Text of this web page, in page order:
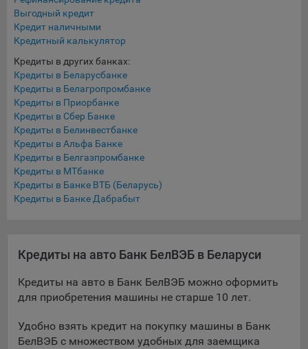
Компании, которым мы поручаем обработку данных для
данной цели:
Яндекса рекламная сеть (Yandex Mobile Ads, ADFOX) -
сервис показа контекстной рекламы. Адрес: Yandex
Europe AG, Werftestrasse 4, CH-6005 Luzern, Switzerland.
Google Ads - сервис показа контекстной рекламы,
предоставляемый компанией Google Ireland Ltd, Gordon
House Barrow Street Dublin 4, D04E5W5 Ireland.
Сохранить мои изменения
Выгодный кредит
Кредит наличными
Кредитный калькулятор
Кредиты в других банках:
Кредиты в Беларусбанке
Кредиты в Белагропромбанке
Кредиты в Приорбанке
Кредиты в Сбер Банке
Кредиты в Белинвестбанке
Кредиты в Альфа Банке
Кредиты в Белгазпромбанке
Кредиты в МТбанке
Кредиты в Банке ВТБ (Беларусь)
Кредиты в Банке Дабрабыт
Кредиты на авто Банк БелВЭБ в Беларуси
Кредиты на авто в Банк БелВЭБ можно оформить
для приобретения машины не старше 10 лет.
Удобно взять кредит на покупку машины в Банк
БелВЭБ с множеством удобных для заемщика